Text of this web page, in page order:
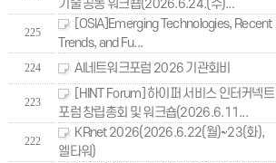
기술 공동 워크숍(2026.6.24.(수)...
225
[OSIA]Emerging Technologies, Recent
Trends, and Fu...
224 AI네트워크포럼 2026 기관회비
223
[HINT Forum] 하이퍼 서비스 인터커넥트
포럼 창립총회 및 워크숍(2026.6.11...
222
KRnet 2026(2026.6.22(월)~23(화),
엘타워)